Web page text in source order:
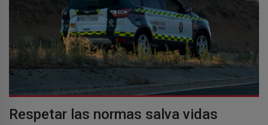
Respetar las normas salva vidas